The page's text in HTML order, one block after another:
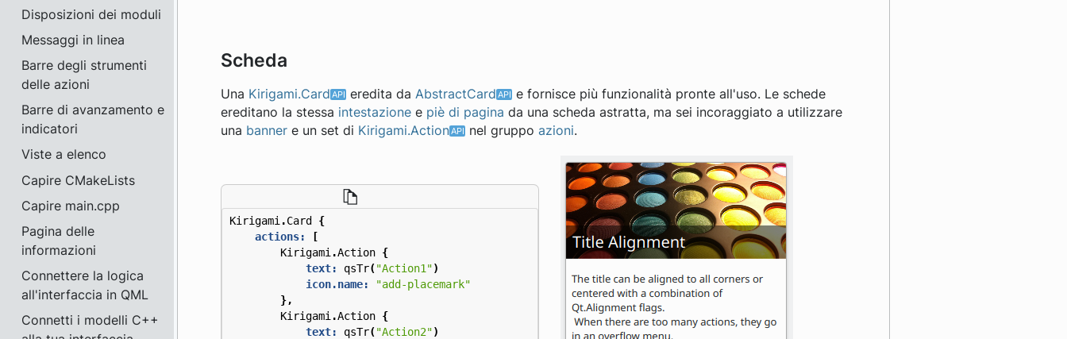
Disposizioni dei moduli
Messaggi in linea
Barre degli strumenti
delle azioni
Barre di avanzamento e
indicatori
Viste a elenco
Capire CMakeLists
Capire main.cpp
Pagina delle
informazioni
Connettere la logica
all'interfaccia in QML
Connetti i modelli C++
Scheda
Una Kirigami.Card eredita da AbstractCard
e fornisce più funzionalità pronte all'uso. Le schede
ereditano la stessa intestazione e piè di pagina da una scheda astratta, ma sei incoraggiato a utilizzare
una banner e un set di Kirigami.Action nel gruppo azioni.
Kirigami.Card
{
actions:
Kirigami.Action {
text:
qsTr( "Action1")
icon.name:
"add-placemark"
},
Kirigami.Action {
text:
qsTr( "Action2")